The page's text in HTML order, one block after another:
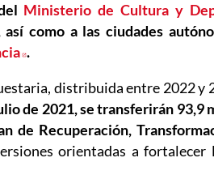
Ministerio de Cultura y
así como a las ciudades
Abre en nueva ventana
.
distribuida entre 2022
de 2021, se transferirán
de Recuperación,
orientadas a